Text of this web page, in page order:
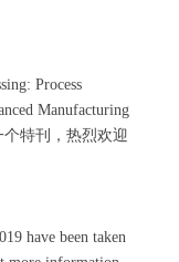
Process
Manufacturing
个特刊，热烈欢迎
have been taken